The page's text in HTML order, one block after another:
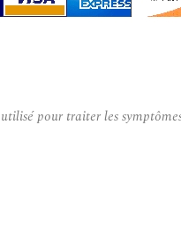
pour traiter les